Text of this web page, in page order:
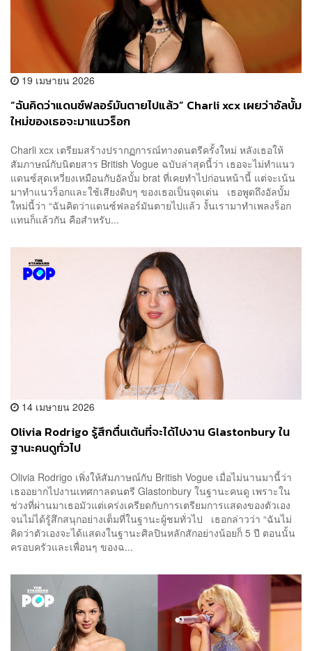
19 เมษายน 2026
“ฉันคิดว่าแดนซ์ฟลอร์มันตายไปแล้ว” Charli xcx เผยว่าอัลบั้ม
ใหม่ของเธอจะมาแนวร็อก
Charli xcx เตรียมสร้างปรากฏการณ์ทางดนตรีครั้งใหม่ หลังเธอให้
สัมภาษณ์กับนิตยสาร British Vogue ฉบับล่าสุดนี้ว่า เธอจะไม่ทำแนว
แดนซ์สุดเหวี่ยงเหมือนกับอัลบั้ม brat ที่เคยทำไปก่อนหน้านี้ แต่จะเน้น
มาทำแนวร็อกและใช้เสียงดิบๆ ของเธอเป็นจุดเด่น เธอพูดถึงอัลบั้ม
ใหม่นี้ว่า “ฉันคิดว่าแดนซ์ฟลอร์มันตายไปแล้ว งั้นเรามาทำเพลงร็อก
แทนก็แล้วกัน คือสำหรับ...
14 เมษายน 2026
Olivia Rodrigo รู้สึกตื่นเต้นที่จะได้ไปงาน Glastonbury ใน
ฐานะคนดูทั่วไป
Olivia Rodrigo เพิ่งให้สัมภาษณ์กับ British Vogue เมื่อไม่นานมานี้ว่า
เธออยากไปงานเทศกาลดนตรี Glastonbury ในฐานะคนดู เพราะใน
ช่วงที่ผ่านมาเธอมัวแต่เคร่งเครียดกับการเตรียมการแสดงของตัวเอง
จนไม่ได้รู้สึกสนุกอย่างเต็มที่ในฐานะผู้ชมทั่วไป เธอกล่าวว่า “ฉันไม่
คิดว่าตัวเองจะได้แสดงในฐานะศิลปินหลักสักอย่างน้อยก็ 5 ปี ตอนนั้น
ครอบครัวและเพื่อนๆ ของฉ...